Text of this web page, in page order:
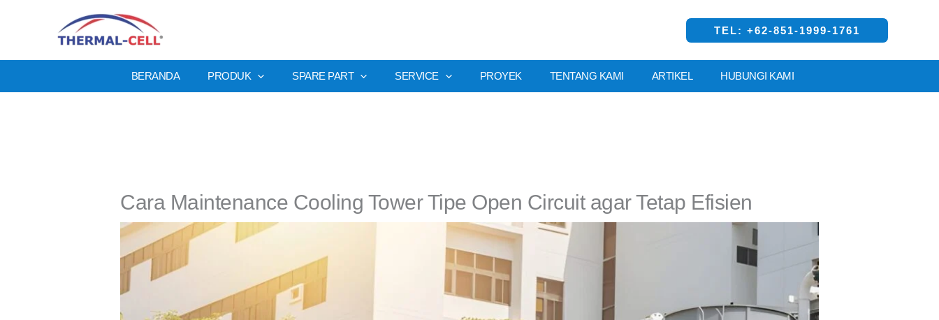
TEL: +62-851-1999-1761
BERANDA PRODUK SPARE PART SERVICE PROYEK TENTANG KAMI ARTIKEL HUBUNGI KAMI
Cara Maintenance Cooling Tower Tipe Open Circuit agar Tetap Efisien